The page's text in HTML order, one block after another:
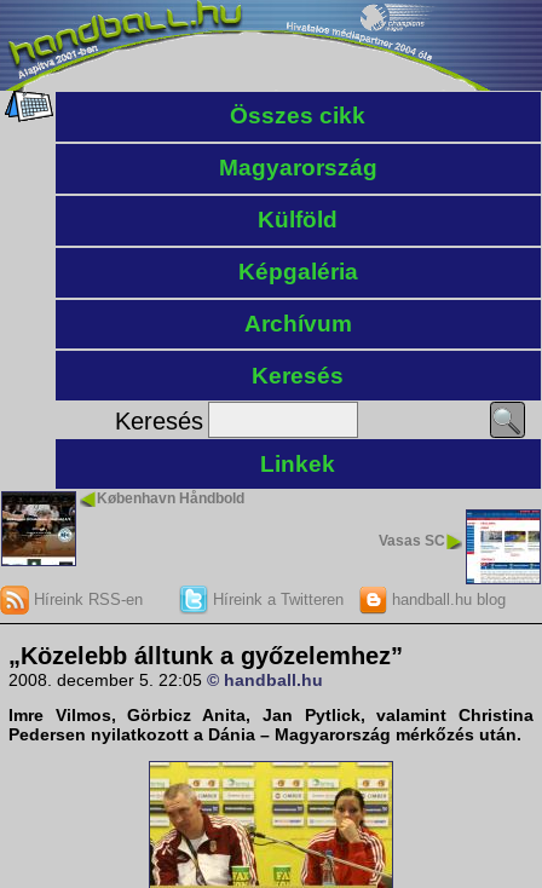
Összes cikk
Magyarország
Külföld
Képgaléria
Archívum
Keresés
Keresés
Linkek
København Håndbold
Vasas SC
Híreink RSS-en Híreink a Twitteren handball.hu blog
„Közelebb álltunk a győzelemhez”
2008. december 5. 22:05 © handball.hu
Imre Vilmos, Görbicz Anita, Jan Pytlick, valamintChristina
Pedersen nyilatkozott a Dánia – Magyarország mérkőzés után.